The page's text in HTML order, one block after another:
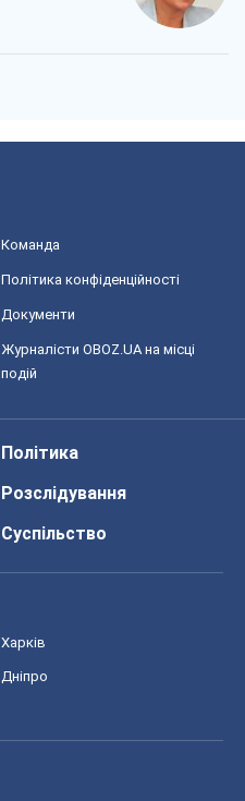
Команда
Політика конфіденційності
Документи
Журналісти OBOZ.UA на місці
подій
Політика
Розслідування
Суспільство
Харків
Дніпро